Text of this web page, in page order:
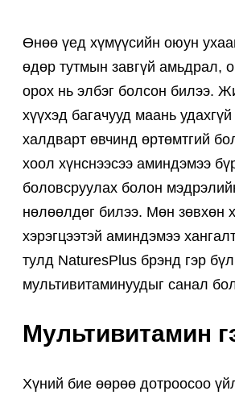
Өнөө үед хүмүүсийн оюун
өдөр тутмын завгүй амьдрал,
орох нь элбэг болсон билээ.
хүүхэд багачууд маань
халдварт өвчинд өртөмтгий
хоол хүнснээсээ аминдэмээ
боловсруулах болон
нөлөөлдөг билээ. Мөн зөвхөн
хэрэгцээтэй аминдэмээ
тулд NaturesPlus брэнд гэр
мультивитаминуудыг санал
Мультивитамин
Хүний ​​бие өөрөө дотроосоо